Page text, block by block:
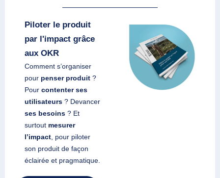
Piloter le produit
par l'impact grâce
aux OKR
Comment s’organiser
pour penser produit ?
Pour contenter ses
utilisateurs ? Devancer
ses besoins ? Et
surtout mesurer
l’impact , pour piloter
son produit de façon
éclairée et pragmatique.